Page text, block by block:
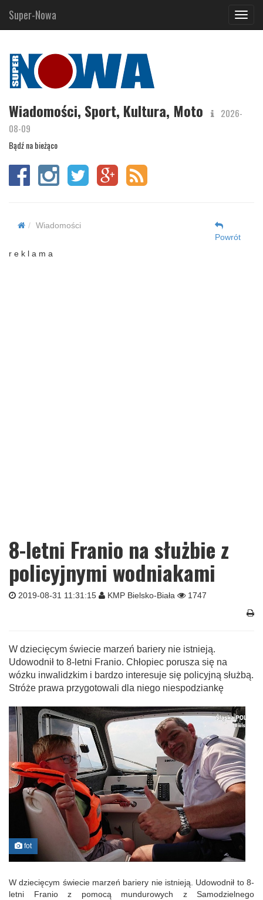
Super-Nowa
Wiadomości, Sport, Kultura, Moto
2026-
08-09
Bądź na bieżąco
Wiadomości
Powrót
r e k l a m a
8-letni Franio na służbie z
policyjnymi wodniakami
2019-08-31 11:31:15 KMP Bielsko-Biała 1747
W dziecięcym świecie marzeń bariery nie istnieją.
Udowodnił to 8-letni Franio. Chłopiec porusza się na
wózku inwalidzkim i bardzo interesuje się policyjną służbą.
Stróże prawa przygotowali dla niego niespodziankę
fot
W dziecięcym świecie marzeń bariery nie istnieją. Udowodnił to 8-
letni Franio z pomocą mundurowych z Samodzielnego